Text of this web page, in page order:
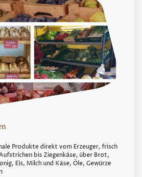
Produkte direkt vom Erzeuger, frisch
bis Ziegenkäse, über Brot,
Eis, Milch und Käse, Öle, Gewürze